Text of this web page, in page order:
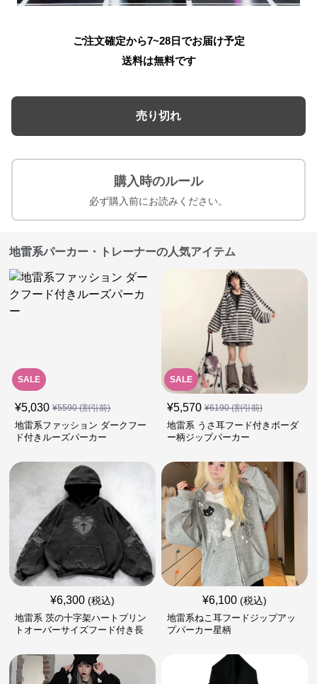
ご注文確定から7~28日でお届け予定
送料は無料です
売り切れ
購入時のルール
必ず購入前にお読みください。
地雷系パーカー・トレーナーの人気アイテム
SALE
¥5,030 ¥5590(割引前)
地雷系ファッション ダークフー
ド付きルーズパーカー
SALE
¥5,570 ¥6190(割引前)
地雷系 うさ耳フード付きボーダ
ー柄ジップパーカー
¥6,300 (税込)
地雷系 茨の十字架ハートプリン
トオーバーサイズフード付き長
¥6,100 (税込)
地雷系ねこ耳フードジップアッ
プパーカー星柄